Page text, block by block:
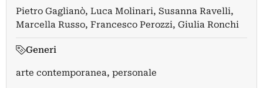
Pietro Gaglianò, Luca Molinari, Susanna Ravelli,
Marcella Russo, Francesco Perozzi, Giulia Ronchi
Generi
arte contemporanea, personale